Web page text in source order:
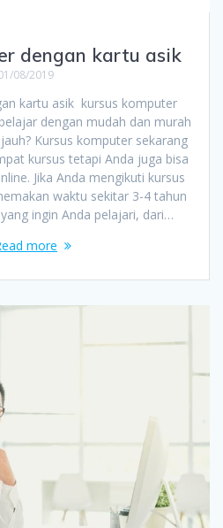
dengan kartu asik
08/2019
kartu asik kursus komputer
dengan mudah dan murah
Kursus komputer sekarang
kursus tetapi Anda juga bisa
Jika Anda mengikuti kursus
waktu sekitar 3-4 tahun
ingin Anda pelajari, dari…
more